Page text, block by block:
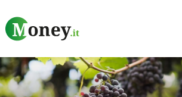
Softi Weekly –